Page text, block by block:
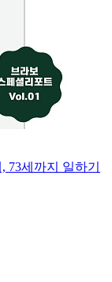
73세까지 일하기